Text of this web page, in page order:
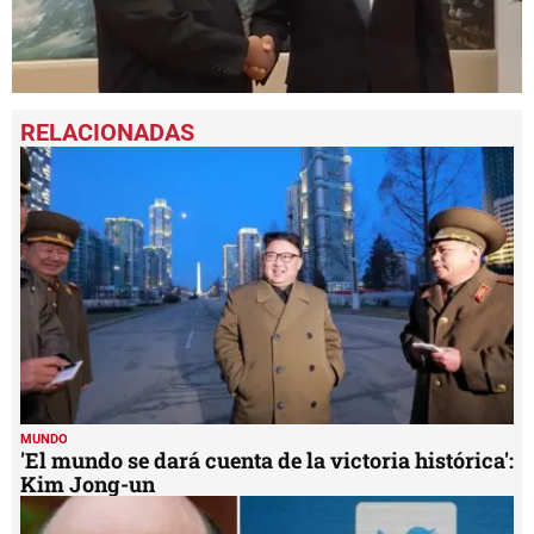
seconds
of
1
minute,
11
seconds
MUNDO
'El mundo se dará cuenta de la victoria histórica':
Kim Jong-un